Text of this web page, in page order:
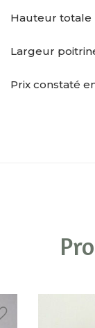
Hauteur totale
Largeur
Prix constaté